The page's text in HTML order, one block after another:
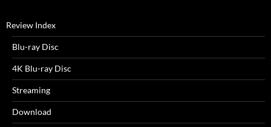
Review Index
Blu-ray Disc
4K Blu-ray Disc
Streaming
Download